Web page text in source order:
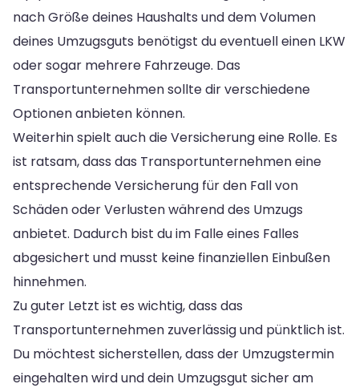
nach Größe deines Haushalts und dem Volumen
deines Umzugsguts benötigst du eventuell einen LKW
oder sogar mehrere Fahrzeuge. Das
Transportunternehmen sollte dir verschiedene
Optionen anbieten können.
Weiterhin spielt auch die Versicherung eine Rolle. Es
ist ratsam, dass das Transportunternehmen eine
entsprechende Versicherung für den Fall von
Schäden oder Verlusten während des Umzugs
anbietet. Dadurch bist du im Falle eines Falles
abgesichert und musst keine finanziellen Einbußen
hinnehmen.
Zu guter Letzt ist es wichtig, dass das
Transportunternehmen zuverlässig und pünktlich ist.
Du möchtest sicherstellen, dass der Umzugstermin
eingehalten wird und dein Umzugsgut sicher am